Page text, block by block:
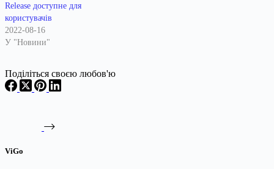
Release доступне для
користувачів
2022-08-16
У "Новини"
Поділіться своєю любов'ю
ViGo